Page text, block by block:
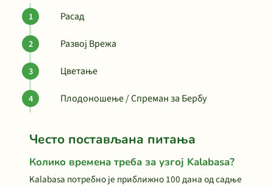
Расад
Развој Врежа
Цветање
Плодоношење / Спреман за Бербу
Често постављана питања
Колико времена треба за узгој Kalabasa?
Kalabasa потребно је приближно 100 дана од садње